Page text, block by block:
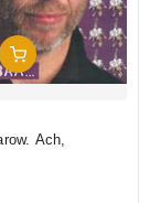
In Den Warenkorb
Ach,